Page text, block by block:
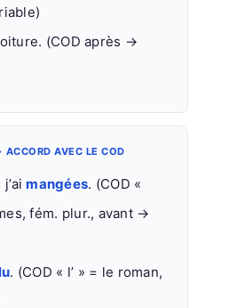
(COD après →
AVEC LE COD
j’aimangées. (COD «
fém. plur., avant →
. (COD « l’ » = le roman,